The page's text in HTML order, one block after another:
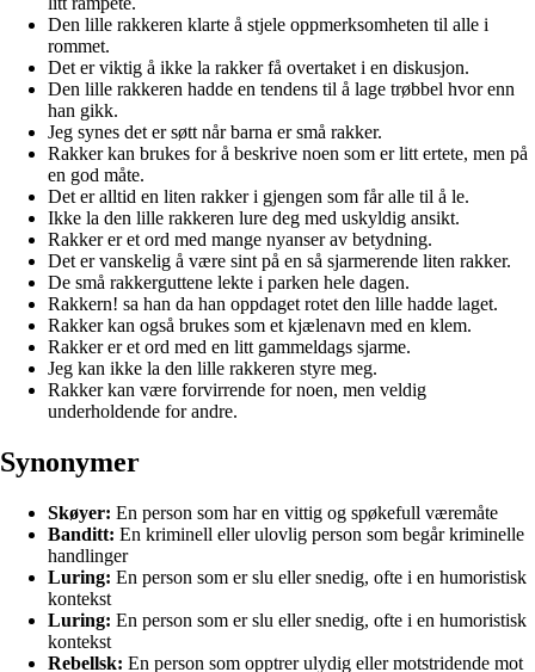
Den lille rakkeren klarte å stjele oppmerksomheten til alle i
rommet.
Det er viktig å ikke la rakker få overtaket i en diskusjon.
Den lille rakkeren hadde en tendens til å lage trøbbel hvor enn
han gikk.
Jeg synes det er søtt når barna er små rakker.
Rakker kan brukes for å beskrive noen som er litt ertete, men på
en god måte.
Det er alltid en liten rakker i gjengen som får alle til å le.
Ikke la den lille rakkeren lure deg med uskyldig ansikt.
Rakker er et ord med mange nyanser av betydning.
Det er vanskelig å være sint på en så sjarmerende liten rakker.
De små rakkerguttene lekte i parken hele dagen.
Rakkern! sa han da han oppdaget rotet den lille hadde laget.
Rakker kan også brukes som et kjælenavn med en klem.
Rakker er et ord med en litt gammeldags sjarme.
Jeg kan ikke la den lille rakkeren styre meg.
Rakker kan være forvirrende for noen, men veldig
underholdende for andre.
Synonymer
Skøyer: En person som har en vittig og spøkefull væremåte
Banditt: En kriminell eller ulovlig person som begår kriminelle
handlinger
Luring: En person som er slu eller snedig, ofte i en humoristisk
kontekst
Luring: En person som er slu eller snedig, ofte i en humoristisk
kontekst
Rebellsk: En person som opptrer ulydig eller motstridende mot